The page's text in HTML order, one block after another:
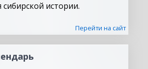
истории.
Перейти на сайт